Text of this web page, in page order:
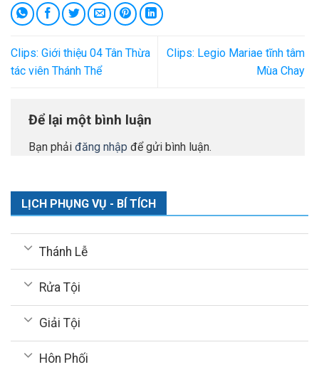
Clips: Giới thiệu 04 Tân Thừa
tác viên Thánh Thể
Clips: Legio Mariae tĩnh tâm
Mùa Chay
Để lại một bình luận
Bạn phải đăng nhập để gửi bình luận.
LỊCH PHỤNG VỤ - BÍ TÍCH
Thánh Lễ
Rửa Tội
Giải Tội
Hôn Phối